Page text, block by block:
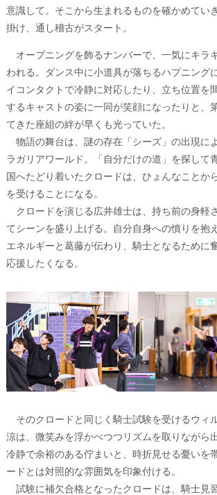
意識して。そこから生まれるものを確かめてい
掛け、通し稽古がスタート。
オープニングを飾るナンバーで、一気にキラ
われる。ダンス中に小道具が落ちるハプニング
イコンタクトで冷静に対応したり、立ち位置を
するキャストの姿に一同が笑顔になったりと、
てきた座組の絆が早くも光っていた。
物語の舞台は、謎の存在「シーズ」の出現に
ラガリアワールド。「自分だけの道」を探して
国へたどり着いたクロードは、ひょんなことか
を受けることになる。
クロードを演じる広井雄士は、持ち前の身軽
てシーンを盛り上げる。自分自身への憤りを抱
エネルギーと葛藤が伝わり、騎士となるために
応援したくなる。
そのクロードと同じく騎士試験を受けるウィ
涼は、微笑みを浮かべつつリズムを取りながら
冷静で余裕のある佇まいと、時折見せる憂いを
ードとは対照的な雰囲気を印象付ける。
試験に補欠合格となったクロードは、騎士見